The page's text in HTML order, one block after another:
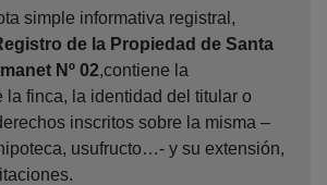
simple informativa registral,
de la Propiedad de Santa
Nº 02,contiene la
la finca, la identidad del titular o
inscritos sobre la misma –
usufructo…- y su extensión,